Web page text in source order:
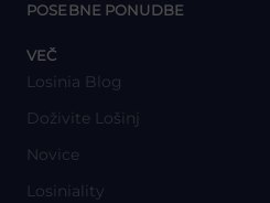
POSEBNE PONUDBE
VEČ
Losinia Blog
Doživite Lošinj
Novice
Losiniality